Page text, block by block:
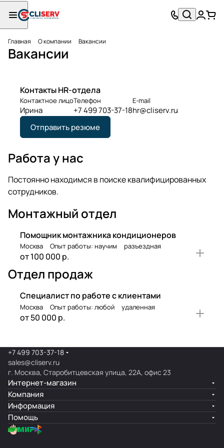
Главная О компании Вакансии
Вакансии
Контакты HR-отдела
Контактное лицо
Ирина
Телефон
+7 499 703-37-18
E-mail
hr@cliserv.ru
Отправить резюме
Работа у нас
Постоянно находимся в поиске квалифицированных
сотрудников.
Монтажный отдел
Помощник монтажника кондиционеров
Москва Опыт работы: научим разъездная
от 100 000 р.
Отдел продаж
Специалист по работе с клиентами
Москва Опыт работы: любой удаленная
от 50 000 р.
+7 499 703-37-18
sales@cliserv.ru
г. Москва, Старобитцевская улица, 22А, офис 23
Интернет-магазин
Компания
Информация
Помощь